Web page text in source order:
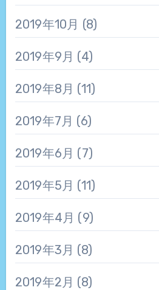
2019年10月 (8)
2019年9月 (4)
2019年8月 (11)
2019年7月 (6)
2019年6月 (7)
2019年5月 (11)
2019年4月 (9)
2019年3月 (8)
2019年2月 (8)